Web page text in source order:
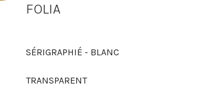
FOLIA
SÉRIGRAPHIÉ - BLANC
TRANSPARENT